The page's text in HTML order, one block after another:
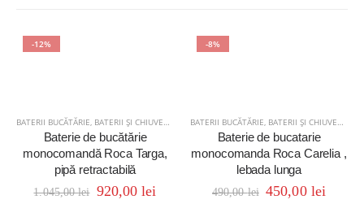
-12%
BATERII BUCĂTĂRIE, BATERII ȘI CHIUVETE BUCĂTĂRIE
Baterie de bucătărie
monocomandă Roca Targa,
pipă retractabilă
1.045,00lei 920,00lei
-8%
BATERII BUCĂTĂRIE, BATERII ȘI CHIUVETE
Baterie de bucatarie
monocomanda Roca Carelia ,
lebada lunga
490,00lei 450,00 lei